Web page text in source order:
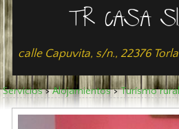
TR CASA
calle Capuvita, s/n., 22376
Servicios>Alojamientos>Turísmo